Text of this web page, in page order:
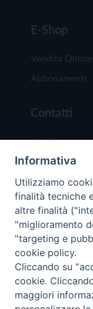
E-Shop
Vendita Online
Abbonamenti
Contatti
Chi Siamo
Redazione
Scrivici
Copyright ©
Trentina
Privacy Policy
Informativa
Utilizziamo
finalità tecniche
altre finalità
"miglioramento
"targeting e
cookie policy.
Cliccando su
cookie.
maggiori